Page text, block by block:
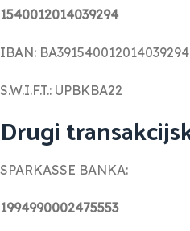
1540012014039294
IBAN: BA391540012014039294
S.W.I.F.T.: UPBKBA22
Drugi
SPARKASSE BANKA:
1994990002475553